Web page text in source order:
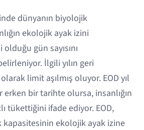
dünyanın biyolojik
ekolojik ayak izini
gün sayısını
İlgili yılın geri
limit aşılmış oluyor. EOD yıl
erken bir tarihte olursa, insanlığın
tükettiğini ifade ediyor. EOD,
kapasitesinin ekolojik ayak izine